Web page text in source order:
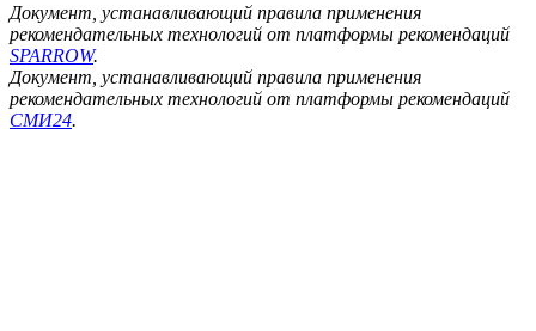
Документ, устанавливающий правила применения
рекомендательных технологий от платформы рекомендаций
SPARROW.
Документ, устанавливающий правила применения
рекомендательных технологий от платформы рекомендаций
СМИ24.